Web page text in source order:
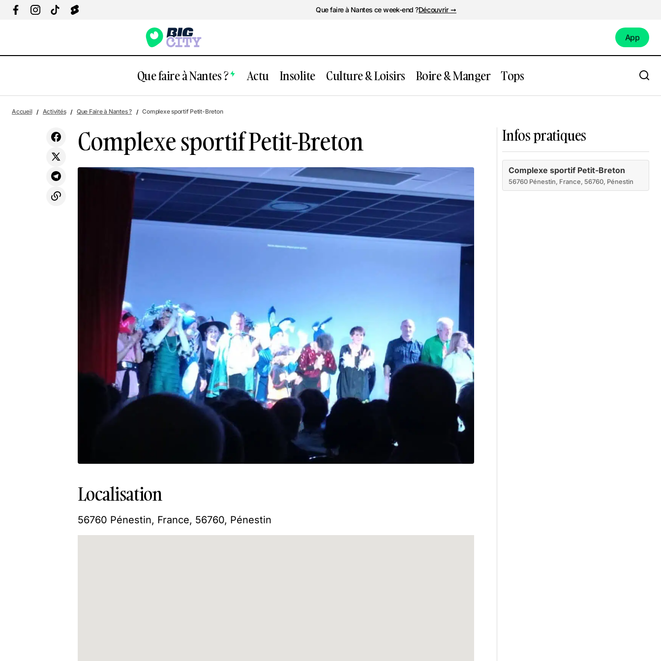
Que faire à Nantes ce week-end ?Découvrir ➞
App
Que faire à Nantes ? Actu Insolite Culture & Loisirs Boire & Manger Tops
Gymnase Lucien David
Accueil Activités Que Faire à Nantes ? Complexe sportif Petit-Breton
Complexe sportif Petit-Breton
Localisation
56760 Pénestin, France, 56760, Pénestin
Infos pratiques
Complexe sportif Petit-Breton
56760 Pénestin, France, 56760, Pénestin